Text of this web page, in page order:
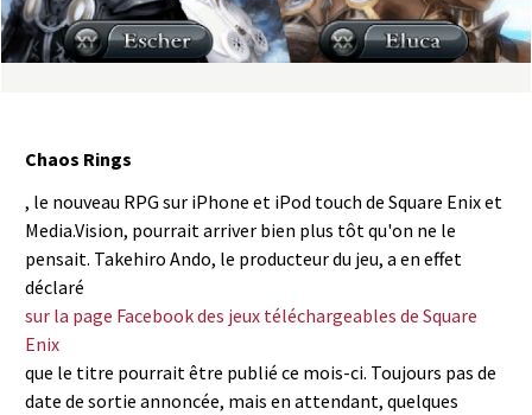
y
Chaos Rings
, le nouveau RPG sur iPhone et iPod touch de Square Enix et
Media.Vision, pourrait arriver bien plus tôt qu'on ne le
pensait. Takehiro Ando, le producteur du jeu, a en effet
déclaré
sur la page Facebook des jeux téléchargeables de Square
Enix
que le titre pourrait être publié ce mois-ci. Toujours pas de
date de sortie annoncée, mais en attendant, quelques